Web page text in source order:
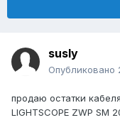
susly
Опубликовано
продаю остатки
LIGHTSCOPE ZWP SM